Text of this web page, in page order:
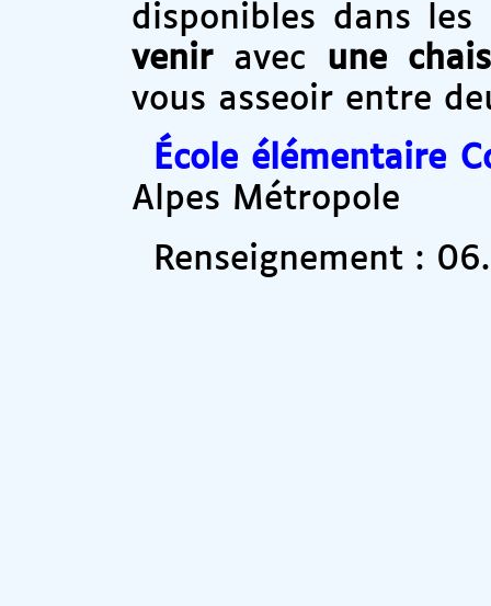
disponibles dans les
veniravec une
vous asseoir entre
École élémentaire
Alpes Métropole
Renseignement :